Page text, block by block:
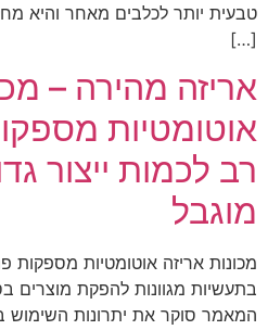
טבעית יותר לכלבים מאחר והיא
[…]
אריזה מהירה –
אוטומטיות
רב לכמות ייצור
מוגבל
מכונות אריזה אוטומטיות מספקות
בתעשיות מגוונות להפקת מוצרים
המאמר סוקר את יתרונות השימוש